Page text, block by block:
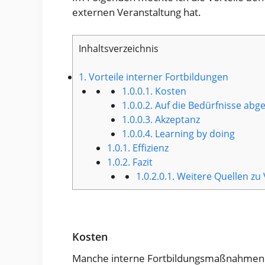
externen Veranstaltung hat.
Inhaltsverzeichnis
1. Vorteile interner Fortbildungen
1.0.0.1. Kosten
1.0.0.2. Auf die Bedürfnisse
1.0.0.3. Akzeptanz
1.0.0.4. Learning by doing
1.0.1. Effizienz
1.0.2. Fazit
1.0.2.0.1. Weitere Quellen
Kosten
Manche interne